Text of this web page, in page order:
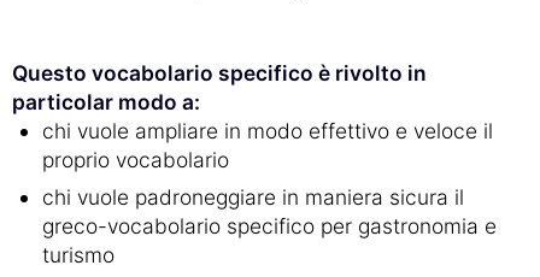
Questo vocabolario specifico è rivolto in
particolar modo a:
chi vuole ampliare in modo effettivo e veloce il
proprio vocabolario
chi vuole padroneggiare in maniera sicura il
greco-vocabolario specifico per gastronomia e
turismo